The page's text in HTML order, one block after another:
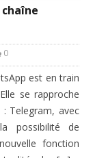
0
est en train
se rapproche
Telegram, avec
possibilité de
fonction